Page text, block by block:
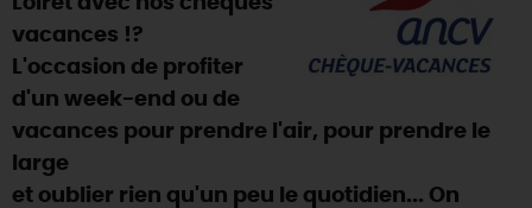
TOUTES LES ACTIVITÉS
et
une aire de pique-nique
Que rapporter du Loiret ?
La Route des
Des vacances auprès des animaux 🐎
(re)Découvrir les coulisses de la Faïencerie de
Expérimenterles parcours Baludik🕵️
Une saison de festivals 🎉
SE REPÉRER,SE DÉPLACER
INFOS & SERVICES
RÉSERVERMAINTENANT
vacances !?
L'occasion de profiter
d'un week-end ou de
vacances pour prendre l'air, pour prendre le
large
et oublier rien qu'un peu le quotidien... On